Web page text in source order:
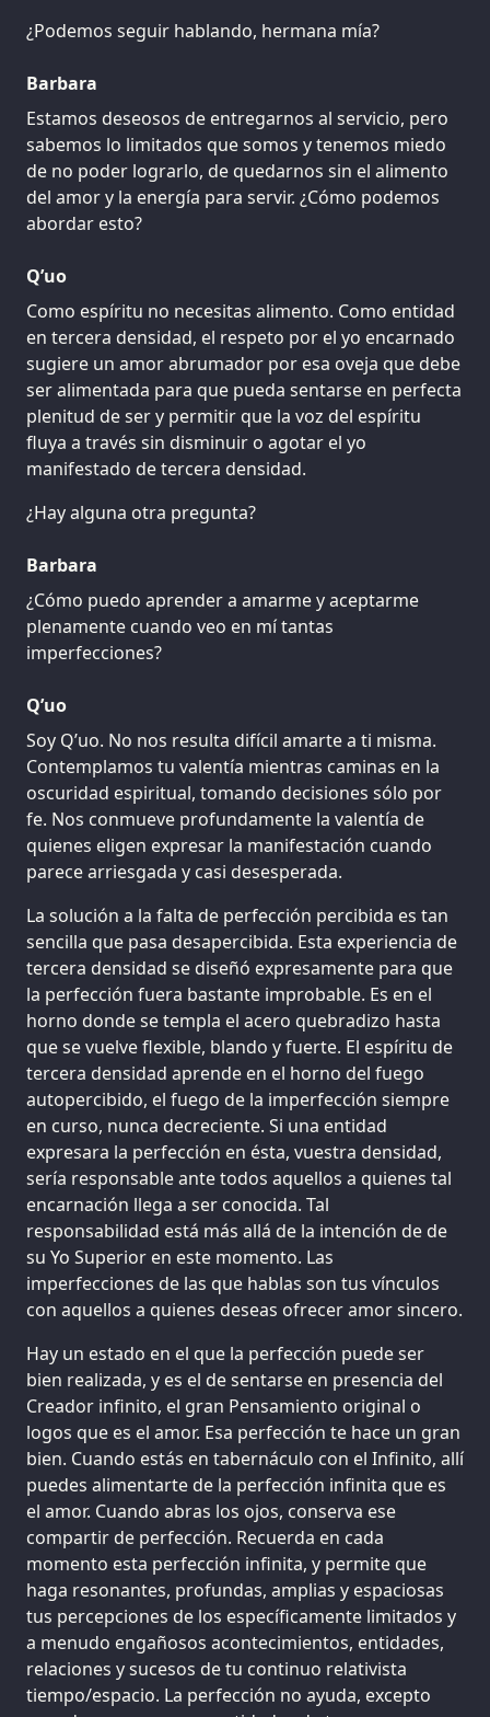
¿Podemos seguir hablando, hermana mía?
Barbara
Estamos deseosos de entregarnos al servicio, pero
sabemos lo limitados que somos y tenemos miedo
de no poder lograrlo, de quedarnos sin el alimento
del amor y la energía para servir. ¿Cómo podemos
abordar esto?
Q’uo
Como espíritu no necesitas alimento. Como entidad
en tercera densidad, el respeto por el yo encarnado
sugiere un amor abrumador por esa oveja que debe
ser alimentada para que pueda sentarse en perfecta
plenitud de ser y permitir que la voz del espíritu
fluya a través sin disminuir o agotar el yo
manifestado de tercera densidad.
¿Hay alguna otra pregunta?
Barbara
¿Cómo puedo aprender a amarme y aceptarme
plenamente cuando veo en mí tantas
imperfecciones?
Q’uo
Soy Q’uo. No nos resulta difícil amarte a ti misma.
Contemplamos tu valentía mientras caminas en la
oscuridad espiritual, tomando decisiones sólo por
fe. Nos conmueve profundamente la valentía de
quienes eligen expresar la manifestación cuando
parece arriesgada y casi desesperada.
La solución a la falta de perfección percibida es tan
sencilla que pasa desapercibida. Esta experiencia de
tercera densidad se diseñó expresamente para que
la perfección fuera bastante improbable. Es en el
horno donde se templa el acero quebradizo hasta
que se vuelve flexible, blando y fuerte. El espíritu de
tercera densidad aprende en el horno del fuego
autopercibido, el fuego de la imperfección siempre
en curso, nunca decreciente. Si una entidad
expresara la perfección en ésta, vuestra densidad,
sería responsable ante todos aquellos a quienes tal
encarnación llega a ser conocida. Tal
responsabilidad está más allá de la intención de de
su Yo Superior en este momento. Las
imperfecciones de las que hablas son tus vínculos
con aquellos a quienes deseas ofrecer amor sincero.
Hay un estado en el que la perfección puede ser
bien realizada, y es el de sentarse en presencia del
Creador infinito, el gran Pensamiento original o
logos que es el amor. Esa perfección te hace un gran
bien. Cuando estás en tabernáculo con el Infinito, allí
puedes alimentarte de la perfección infinita que es
el amor. Cuando abras los ojos, conserva ese
compartir de perfección. Recuerda en cada
momento esta perfección infinita, y permite que
haga resonantes, profundas, amplias y espaciosas
tus percepciones de los específicamente limitados y
a menudo engañosos acontecimientos, entidades,
relaciones y sucesos de tu continuo relativista
tiempo/espacio. La perfección no ayuda, excepto